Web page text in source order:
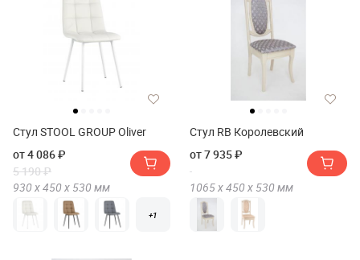
Стул STOOL GROUP Oliver
от 4 086 ₽
5 190 ₽
930 х450 х 530 мм
+1
Стул RB Королевский
от 7 935 ₽
1065 х450 х 530 мм